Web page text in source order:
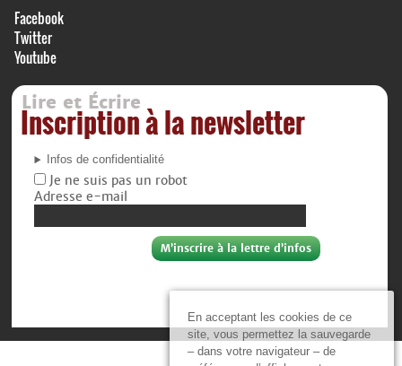
En acceptant les cookies de ce
site, vous permettez la sauvegarde
– dans votre navigateur – de
Facebook
Twitter
Youtube
Lire et Écrire
Inscription à la newsletter
Infos de confidentialité
Je ne suis pas un robot
Adresse e-mail